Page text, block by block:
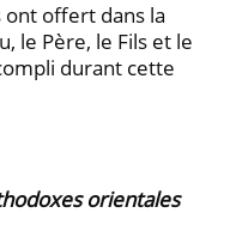
ont offert dans la
le Père, le Fils et le
durant cette
orientales